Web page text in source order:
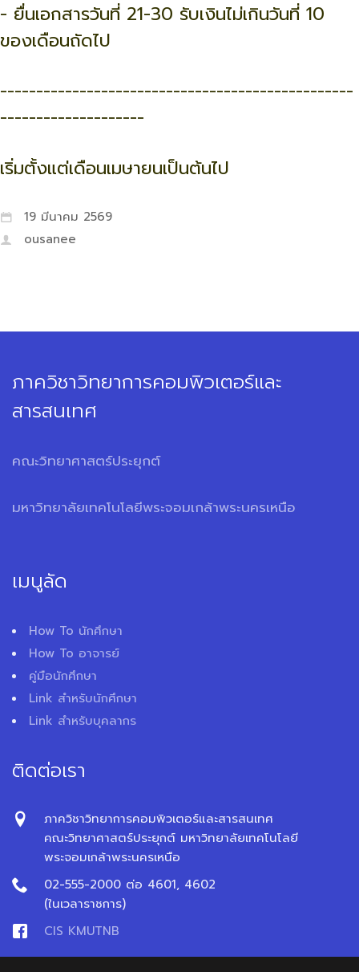
- ยื่นเอกสารวันที่ 21-30 รับเงินไม่เกินวันที่ 10
ของเดือนถัดไป
-------------------------------------------------
--------------------
เริ่มตั้งแต่เดือนเมษายนเป็นต้นไป
19 มีนาคม 2569
ousanee
ภาควิชาวิทยาการคอมพิวเตอร์และ
สารสนเทศ
คณะวิทยาศาสตร์ประยุกต์
มหาวิทยาลัยเทคโนโลยีพระจอมเกล้าพระนครเหนือ
เมนูลัด
How To นักศึกษา
How To อาจารย์
คู่มือนักศึกษา
Link สำหรับนักศึกษา
Link สำหรับบุคลากร
ติดต่อเรา
ภาควิชาวิทยาการคอมพิวเตอร์และสารสนเทศ
คณะวิทยาศาสตร์ประยุกต์ มหาวิทยาลัยเทคโนโลยี
พระจอมเกล้าพระนครเหนือ
02-555-2000 ต่อ 4601, 4602
(ในเวลาราชการ)
CIS KMUTNB